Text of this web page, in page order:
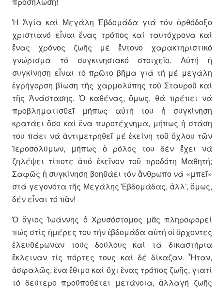
Ἡ Ἁγία καί Μεγάλη Ἑβδομάδα γιά τόν ὀρθόδοξο
χριστιανό εἶναι ἕνας τρόπος καί ταυτόχρονα καί
ἕνας χρόνος ζωῆς μέ ἔντονο χαρακτηριστικό
γνώρισμα τό συγκινησιακό στοιχεῖο. Αὐτή ἡ
συγκίνηση εἶναι τό πρῶτο βῆμα γιά τή μέ μεγάλη
ἐγρήγορση βίωση τῆς χαρμολύπης τοῦ Σταυροῦ καί
τῆς Ἀνάστασης. Ὁ καθένας, ὅμως, θά πρέπει νά
προβληματισθεῖ μήπως αὐτή του ἡ συγκίνηση
κρατάει ὅσο καί ἕνα πυροτέχνημα, μήπως ἡ στάση
του πάει νά ἀντιμετρηθεῖ μέ ἐκείνη τοῦ ὄχλου τῶν
Ἱεροσολύμων, μήπως ὁ ρόλος του δέν ἔχει νά
ζηλέψει τίποτε ἀπό ἐκεῖνον τοῦ προδότη Μαθητή;
Σαφῶς ἡ συγκίνηση βοηθάει τόν ἄνθρωπο νά «μπεῖ»
στά γεγονότα τῆς Μεγάλης Ἑβδομάδας, ἀλλ’, ὅμως,
δέν εἶναι τό πᾶν!
Ὁ ἅγιος Ἰωάννης ὁ Χρυσόστομος μᾶς πληροφορεί
πώς στίς ἡμέρες του τήν ἑβδομάδα αὐτή οἱ ἄρχοντες
ἐλευθέρωναν τούς δούλους καί τά δικαστήρια
ἔκλειναν τίς πόρτες τους καί δέ δίκαζαν. Ἦταν,
ἀσφαλῶς, ἕνα ἔθιμο καί ὄχι ἕνας τρόπος ζωῆς, γιατί
τό δεύτερο προϋποθέτει μετάνοια, ἀλλαγή ζωῆς